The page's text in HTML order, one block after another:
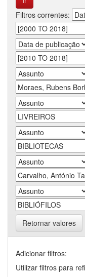
Filtros correntes:
Retornar valores
Adicionar filtros:
Utilizar filtros para